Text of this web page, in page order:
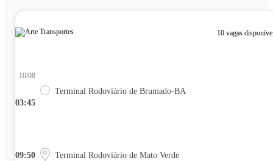
10 vagas
03:45
10/08
Terminal Rodoviário de Brumado-BA
09:50 Terminal Rodoviário de Mato Verde